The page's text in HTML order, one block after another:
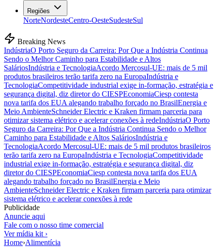
Regiões
NorteNordesteCentro-OesteSudesteSul
Breaking News
IndústriaO Porto Seguro da Carreira: Por Que a Indústria Continua
Sendo o Melhor Caminho para Estabilidade e Altos
SaláriosIndústria e TecnologiaAcordo Mercosul-UE: mais de 5 mil
produtos brasileiros terão tarifa zero na EuropaIndústria e
TecnologiaCompetitividade industrial exige in-formação, estratégia e
segurança digital, diz diretor do CIESPEconomiaCiesp contesta
nova tarifa dos EUA alegando trabalho forçado no BrasilEnergia e
Meio AmbienteSchneider Electric e Kraken firmam parceria para
otimizar sistema elétrico e acelerar conexões à redeIndústriaO Porto
Seguro da Carreira: Por Que a Indústria Continua Sendo o Melhor
Caminho para Estabilidade e Altos SaláriosIndústria e
TecnologiaAcordo Mercosul-UE: mais de 5 mil produtos brasileiros
terão tarifa zero na EuropaIndústria e TecnologiaCompetitividade
industrial exige in-formação, estratégia e segurança digital, diz
diretor do CIESPEconomiaCiesp contesta nova tarifa dos EUA
alegando trabalho forçado no BrasilEnergia e Meio
AmbienteSchneider Electric e Kraken firmam parceria para otimizar
sistema elétrico e acelerar conexões à rede
Publicidade
Anuncie aqui
Fale com o nosso time comercial
Ver mídia kit ›
Home›Alimentícia